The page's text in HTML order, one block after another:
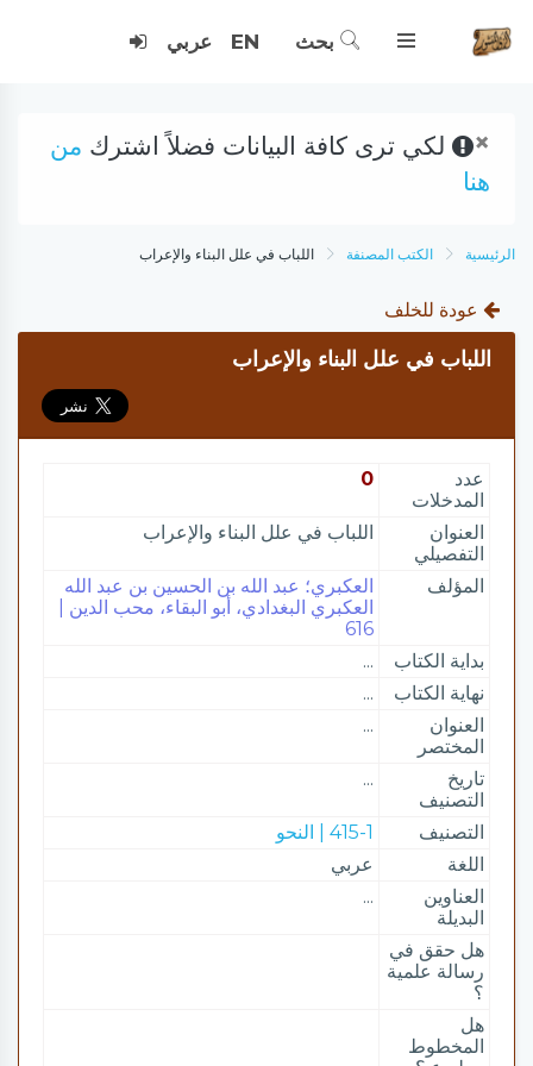
بحث EN عربي
× لكي ترى كافة البيانات فضلاً اشترك من
هنا
الرئيسية الكتب المصنفة اللباب في علل البناء والإعراب
عودة للخلف
اللباب في علل البناء والإعراب
عدد
المدخلات
0
العنوان
التفصيلي
اللباب في علل البناء والإعراب
المؤلف
العكبري؛ عبد الله بن الحسين بن عبد الله
العكبري البغدادي، أبو البقاء، محب الدين |
616
بداية الكتاب
...
نهاية الكتاب
...
العنوان
المختصر
...
تاريخ
التصنيف
...
التصنيف
415-1 | النحو
اللغة
عربي
العناوين
البديلة
...
هل حقق في
رسالة علمية
؟
هل
المخطوط